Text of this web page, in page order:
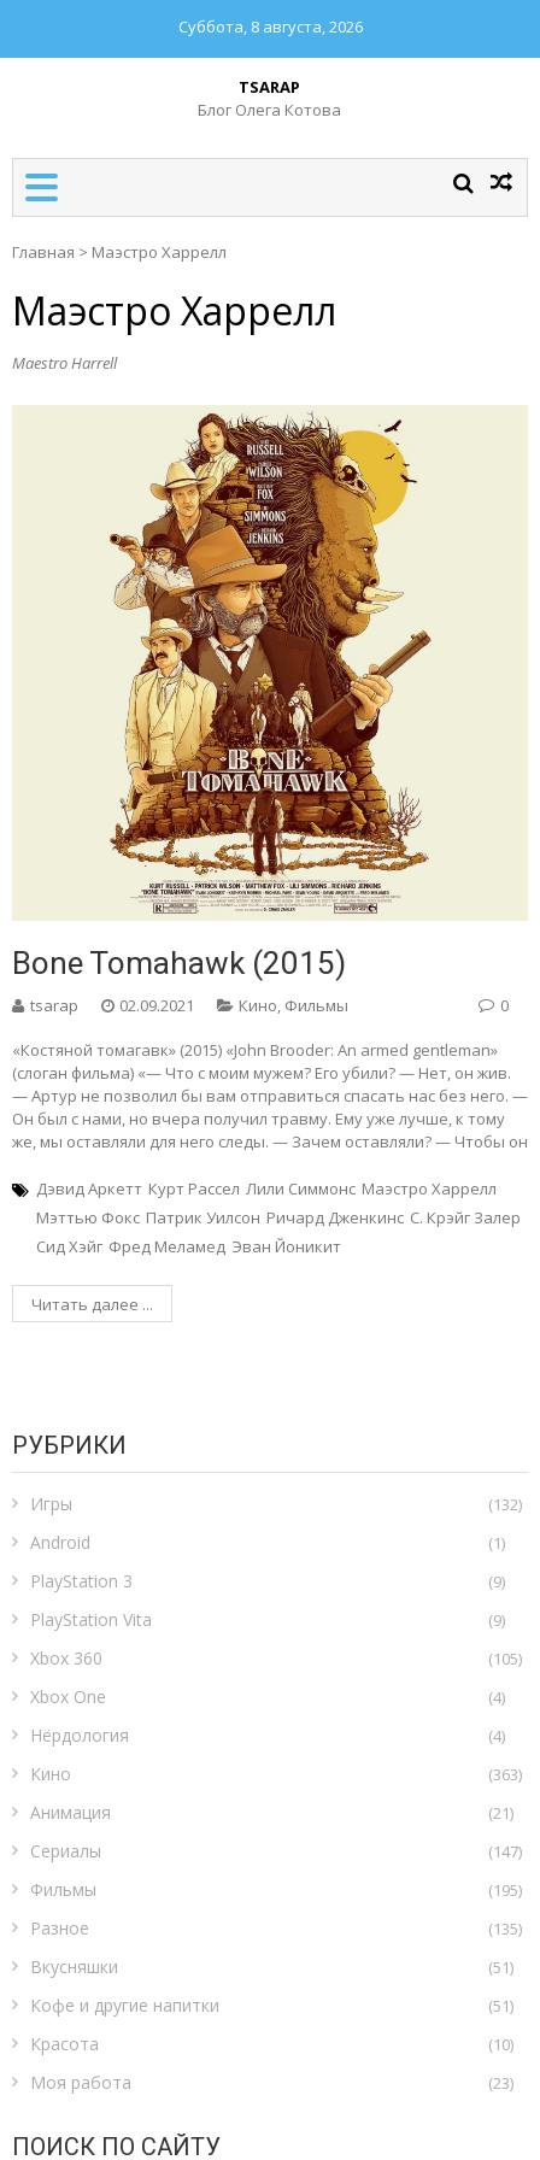
Суббота, 8 августа, 2026
TSARAP
Блог Олега Котова
Главная > Маэстро Харрелл
Маэстро Харрелл
Maestro Harrell
Bone Tomahawk (2015)
tsarap 02.09.2021 Кино, Фильмы 0
«Костяной томагавк» (2015) «John Brooder: An armed gentleman»
(слоган фильма) «— Что с моим мужем? Его убили? — Нет, он жив.
— Артур не позволил бы вам отправиться спасать нас без него. —
Он был с нами, но вчера получил травму. Ему уже лучше, к тому
же, мы оставляли для него следы. — Зачем оставляли? — Чтобы он
Дэвид Аркетт Курт Рассел Лили Симмонс Маэстро Харрелл
Мэттью Фокс Патрик Уилсон Ричард Дженкинс С. Крэйг Залер
Сид Хэйг Фред Меламед Эван Йоникит
Читать далее ...
РУБРИКИ
Игры (132)
Android (1)
PlayStation 3 (9)
PlayStation Vita (9)
Xbox 360 (105)
Xbox One (4)
Нёрдология (4)
Кино (363)
Анимация (21)
Сериалы (147)
Фильмы (195)
Разное (135)
Вкусняшки (51)
Кофе и другие напитки (51)
Красота (10)
Моя работа (23)
ПОИСК ПО САЙТУ